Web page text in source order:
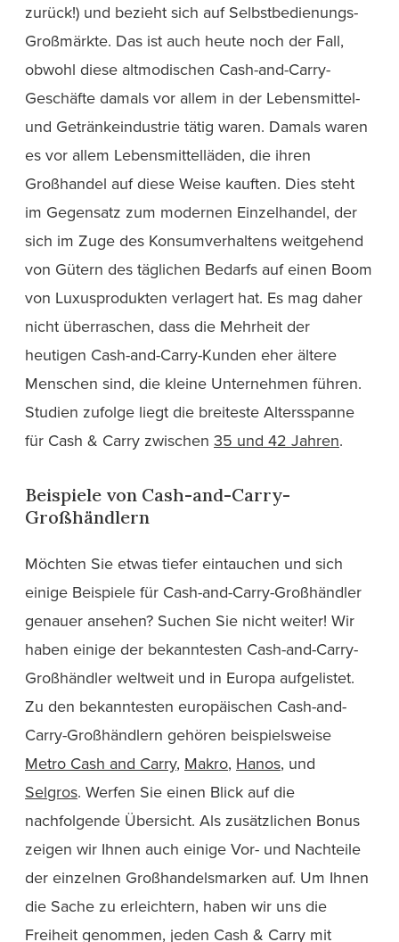
zurück!) und bezieht sich auf Selbstbedienungs-
Großmärkte. Das ist auch heute noch der Fall,
obwohl diese altmodischen Cash-and-Carry-
Geschäfte damals vor allem in der Lebensmittel-
und Getränkeindustrie tätig waren. Damals waren
es vor allem Lebensmittelläden, die ihren
Großhandel auf diese Weise kauften. Dies steht
im Gegensatz zum modernen Einzelhandel, der
sich im Zuge des Konsumverhaltens weitgehend
von Gütern des täglichen Bedarfs auf einen Boom
von Luxusprodukten verlagert hat. Es mag daher
nicht überraschen, dass die Mehrheit der
heutigen Cash-and-Carry-Kunden eher ältere
Menschen sind, die kleine Unternehmen führen.
Studien zufolge liegt die breiteste Altersspanne
für Cash & Carry zwischen 35 und 42 Jahren.
Beispiele von Cash-and-Carry-
Großhändlern
Möchten Sie etwas tiefer eintauchen und sich
einige Beispiele für Cash-and-Carry-Großhändler
genauer ansehen? Suchen Sie nicht weiter! Wir
haben einige der bekanntesten Cash-and-Carry-
Großhändler weltweit und in Europa aufgelistet.
Zu den bekanntesten europäischen Cash-and-
Carry-Großhändlern gehören beispielsweise
Metro Cash and Carry, Makro, Hanos, und
Selgros. Werfen Sie einen Blick auf die
nachfolgende Übersicht. Als zusätzlichen Bonus
zeigen wir Ihnen auch einige Vor- und Nachteile
der einzelnen Großhandelsmarken auf. Um Ihnen
die Sache zu erleichtern, haben wir uns die
Freiheit genommen, jeden Cash & Carry mit